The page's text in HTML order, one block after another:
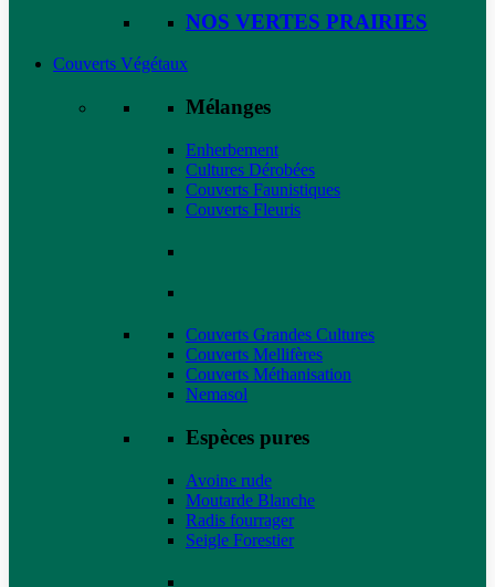
NOS VERTES PRAIRIES
Couverts Végétaux
Mélanges
Enherbement
Cultures Dérobées
Couverts Faunistiques
Couverts Fleuris
Couverts Grandes Cultures
Couverts Mellifères
Couverts Méthanisation
Nemasol
Espèces pures
Avoine rude
Moutarde Blanche
Radis fourrager
Seigle Forestier